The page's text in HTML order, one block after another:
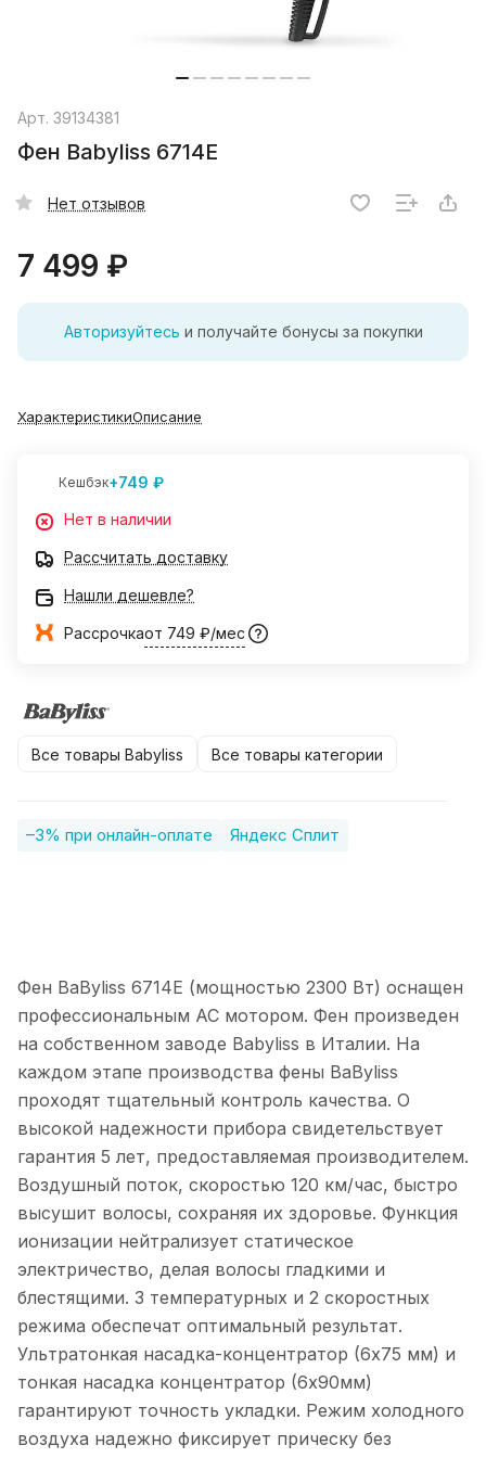
Арт. 39134381
Фен Babyliss 6714E
Нет отзывов
7 499 ₽
Авторизуйтесь и получайте бонусы за покупки
ХарактеристикиОписание
Кешбэк+749 ₽
Нет в наличии
Рассчитать доставку
Нашли дешевле?
Рассрочкаот 749 ₽/мес
Все товары Babyliss Все товары категории
–3% при онлайн-оплате Яндекс Сплит
Фен BaByliss 6714E (мощностью 2300 Вт) оснащен
профессиональным AC мотором. Фен произведен
на собственном заводе Babyliss в Италии. На
каждом этапе производства фены BaByliss
проходят тщательный контроль качества. О
высокой надежности прибора свидетельствует
гарантия 5 лет, предоставляемая производителем.
Воздушный поток, скоростью 120 км/час, быстро
высушит волосы, сохраняя их здоровье. Функция
ионизации нейтрализует статическое
электричество, делая волосы гладкими и
блестящими. 3 температурных и 2 скоростных
режима обеспечат оптимальный результат.
Ультратонкая насадка-концентратор (6x75 мм) и
тонкая насадка концентратор (6х90мм)
гарантируют точность укладки. Режим холодного
воздуха надежно фиксирует прическу без